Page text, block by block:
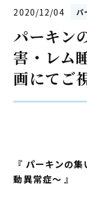
2020/12/04 パ
パーキン
害・レム
画にてご
『 パーキンの
動異常症～ 』